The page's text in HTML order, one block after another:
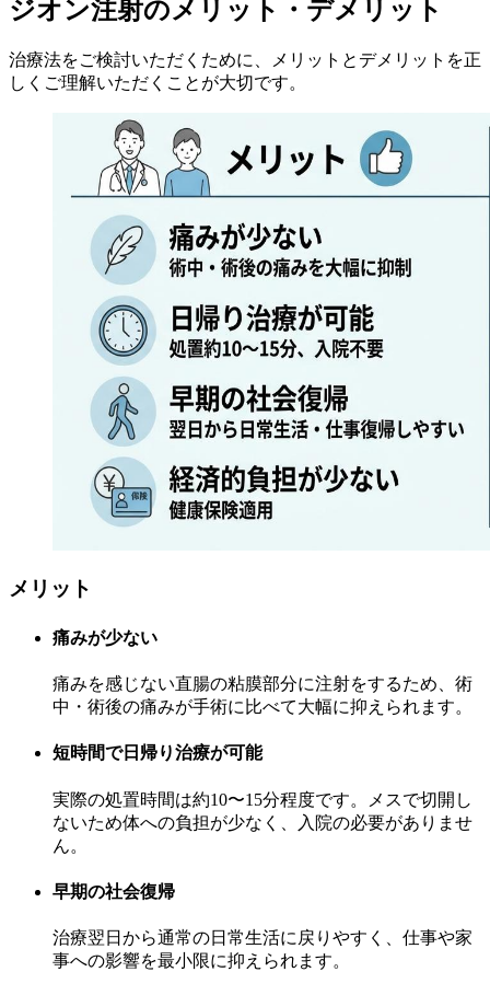
ジオン注射のメリット・デメリット
治療法をご検討いただくために、メリットとデメリットを正
しくご理解いただくことが大切です。
メリット
痛みが少ない
痛みを感じない直腸の粘膜部分に注射をするため、術
中・術後の痛みが手術に比べて大幅に抑えられます。
短時間で日帰り治療が可能
実際の処置時間は約10〜15分程度です。メスで切開し
ないため体への負担が少なく、入院の必要がありませ
ん。
早期の社会復帰
治療翌日から通常の日常生活に戻りやすく、仕事や家
事への影響を最小限に抑えられます。